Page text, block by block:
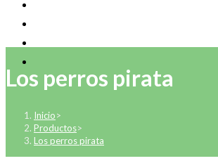
Los perros pirata
Inicio>
Productos>
Los perros pirata